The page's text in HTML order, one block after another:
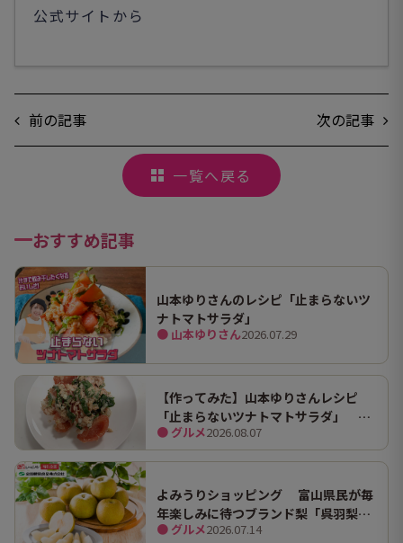
公式サイトから
前の記事 次の記事
一覧へ戻る
おすすめ記事
山本ゆりさんのレシピ「止まらないツ
ナトマトサラダ」
● 山本ゆりさん2026.07.29
【作ってみた】山本ゆりさんレシピ
「止まらないツナトマトサラダ」 ホ
ンマにうますぎて止まらん
● グルメ2026.08.07
よみうりショッピング 富山県民が毎
年楽しみに待つブランド梨「呉羽梨
（幸水）」限定100箱を特別販売！
● グルメ2026.07.14